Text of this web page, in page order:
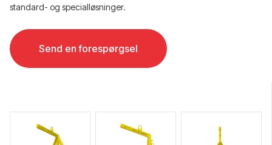
standard- og specialløsninger.
Send en forespørgsel